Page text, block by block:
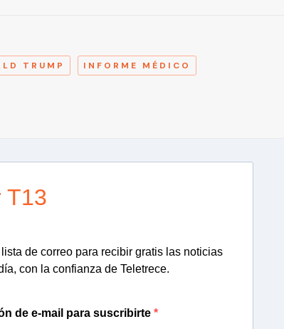
TRUMP INFORME MÉDICO
T13
lista de correo para recibir gratis las noticias
con la confianza de Teletrece.
de e-mail para suscribirte